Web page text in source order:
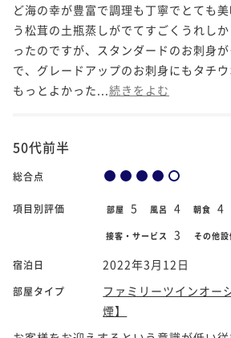
ど海の幸が豊富で調理も丁寧でとても
う松茸の土瓶蒸しがでてすごくうれし
ったのですが、スタンダードのお刺身
で、グレードアップのお刺身にもタチ
もっとよかった... 続きをよむ
50代前半
総合点
項目別評価 部屋 5 風呂 4 朝食 4
接客・サービス 3 その他設
宿泊日 2022年3月12日
部屋タイプ
ファミリーツインオー
煙】